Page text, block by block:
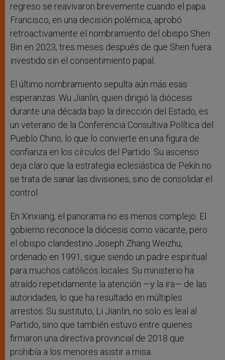
regreso se reavivaron brevemente cuando el papa
Francisco, en una decisión polémica, aprobó
retroactivamente el nombramiento del obispo Shen
Bin en 2023, tres meses después de que Shen fuera
investido sin el consentimiento papal.
El último nombramiento sepulta aún más esas
esperanzas. Wu Jianlin, quien dirigió la diócesis
durante una década bajo la dirección del Estado, es
un veterano de la Conferencia Consultiva Política del
Pueblo Chino, lo que lo convierte en una figura de
confianza en los círculos del Partido. Su ascenso
deja claro que la estrategia eclesiástica de Pekín no
se trata de sanar las divisiones, sino de consolidar el
control.
En Xinxiang, el panorama no es menos complejo. El
gobierno reconoce la diócesis como vacante, pero
el obispo clandestino Joseph Zhang Weizhu,
ordenado en 1991, sigue siendo un padre espiritual
para muchos católicos locales. Su ministerio ha
atraído repetidamente la atención —y la ira— de las
autoridades, lo que ha resultado en múltiples
arrestos. Su sustituto, Li Jianlin, no solo es leal al
Partido, sino que también estuvo entre quienes
firmaron una directiva provincial de 2018 que
prohibía a los menores asistir a misa.